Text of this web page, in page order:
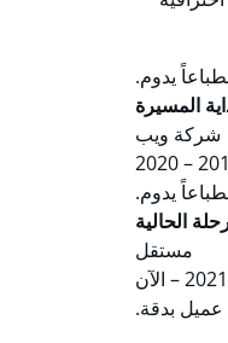
يدوم.
المسيرة
شركة ويب
2018 –
يدوم.
الحالية
مستقل
2021 – الآن
بدقة.